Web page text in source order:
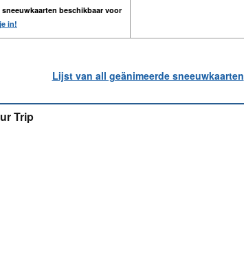
beschikbaar voor
in!
Lijst van all geänimeerde sneeuwkaarten
Trip